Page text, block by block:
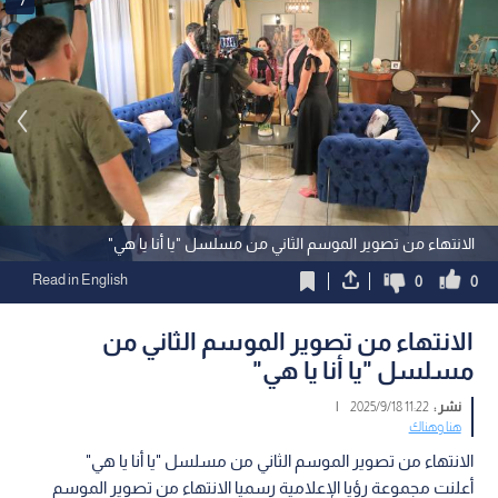
الانتهاء من تصوير الموسم الثاني من مسلسل "يا أنا يا هي"
0
0
Read in English
الانتهاء من تصوير الموسم الثاني من
مسلسل "يا أنا يا هي"
نشر :11:22 2025/9/18
|
هنا وهناك
الانتهاء من تصوير الموسم الثاني من مسلسل "يا أنا يا هي"
أعلنت مجموعة رؤيا الإعلامية رسميا الانتهاء من تصوير الموسم